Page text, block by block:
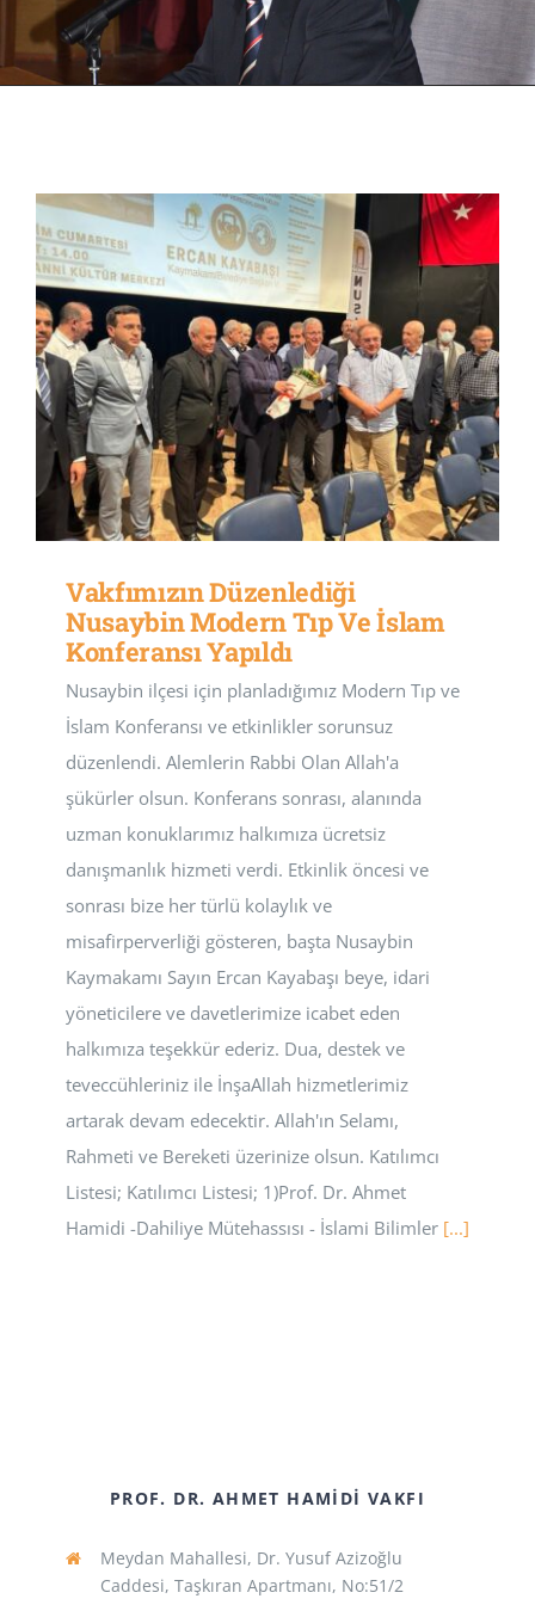
HİZMETLERİMİZ
BAĞIŞ
Vakfımızın Düzenlediği
Nusaybin Modern Tıp Ve İslam
Konferansı Yapıldı
Nusaybin ilçesi için planladığımız Modern Tıp ve
İslam Konferansı ve etkinlikler sorunsuz
düzenlendi. Alemlerin Rabbi Olan Allah'a
şükürler olsun. Konferans sonrası, alanında
uzman konuklarımız halkımıza ücretsiz
danışmanlık hizmeti verdi. Etkinlik öncesi ve
sonrası bize her türlü kolaylık ve
misafirperverliği gösteren, başta Nusaybin
Kaymakamı Sayın Ercan Kayabaşı beye, idari
yöneticilere ve davetlerimize icabet eden
halkımıza teşekkür ederiz. Dua, destek ve
teveccühleriniz ile İnşaAllah hizmetlerimiz
artarak devam edecektir. Allah'ın Selamı,
Rahmeti ve Bereketi üzerinize olsun. Katılımcı
Listesi; Katılımcı Listesi; 1)Prof. Dr. Ahmet
Hamidi -Dahiliye Mütehassısı - İslami Bilimler [...]
PROF. DR. AHMET HAMIDI VAKFI
Meydan Mahallesi, Dr. Yusuf Azizoğlu
Caddesi, Taşkıran Apartmanı, No:51/2